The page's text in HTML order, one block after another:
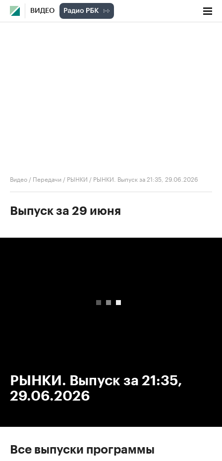
ВИДЕО
Видео / Передачи / РЫНКИ / РЫНКИ. Выпуск за 21:35, 29.06.2026
Выпуск за 29 июня
РЫНКИ. Выпуск за 21:35,
29.06.2026
Все выпуски программы